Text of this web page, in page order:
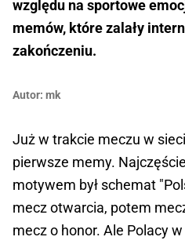
względu na sportowe
memów, które zalały
zakończeniu.
Autor: mk
Już w trakcie meczu w
pierwsze memy.
motywem był schemat
mecz otwarcia, potem
mecz o honor. Ale Polacy